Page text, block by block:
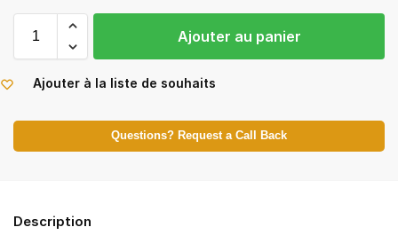
Ajouter au panier
Ajouter à la liste de souhaits
Questions? Request a Call Back
Description